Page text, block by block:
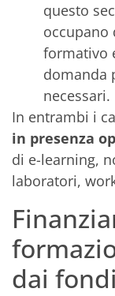
questo
occupano
formativo
domanda
necessari.
In entrambi i
in presenza
di e-learning,
laboratori,
dai